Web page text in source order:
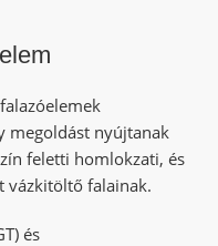
megoldást nyújtanak
feletti homlokzati, és
vázkitöltő falainak.
és